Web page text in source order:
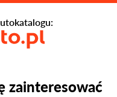
zainteresować